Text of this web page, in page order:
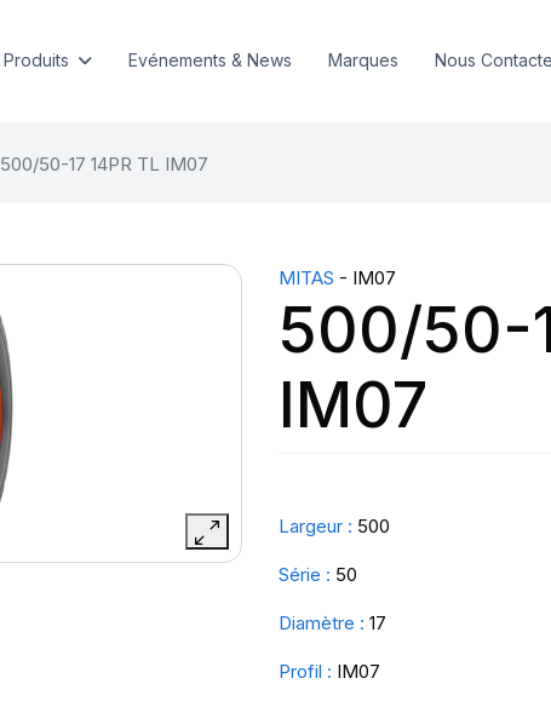
Produits Evénements & News Marques Nous
500/50-17 14PR TL IM07
MITAS - IM07
500/50-
IM07
Largeur : 500
Série : 50
Diamètre : 17
Profil : IM07